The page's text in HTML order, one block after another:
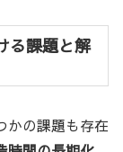
る課題と解
かの課題も存在